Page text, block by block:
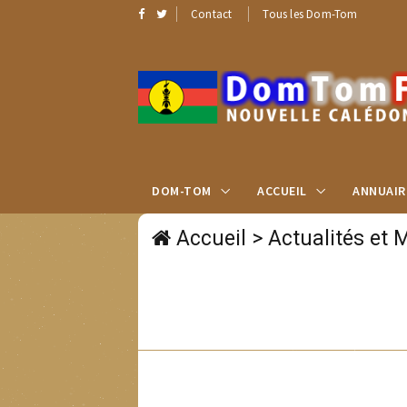
Contact Tous les Dom-Tom
DOM-TOM ACCUEIL
Accueil > Actualités et